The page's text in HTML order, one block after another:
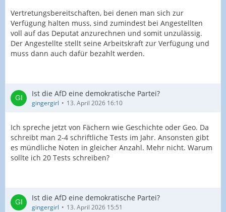
Vertretungsbereitschaften, bei denen man sich zur
Verfügung halten muss, sind zumindest bei Angestellten
voll auf das Deputat anzurechnen und somit unzulässig.
Der Angestellte stellt seine Arbeitskraft zur Verfügung und
muss dann auch dafür bezahlt werden.
Ist die AfD eine demokratische Partei?
gingergirl 13. April 2026 16:10
Ich spreche jetzt von Fächern wie Geschichte oder Geo. Da
schreibt man 2-4 schriftliche Tests im Jahr. Ansonsten gibt
es mündliche Noten in gleicher Anzahl. Mehr nicht. Warum
sollte ich 20 Tests schreiben?
Ist die AfD eine demokratische Partei?
gingergirl 13. April 2026 15:51